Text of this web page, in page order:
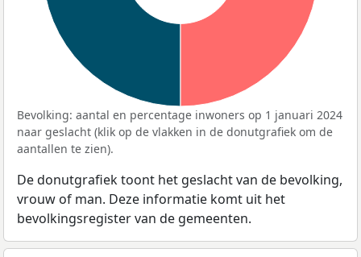
Bevolking: aantal en percentage inwoners op 1 januari 2024
naar geslacht (klik op de vlakken in de donutgrafiek om de
aantallen te zien).
De donutgrafiek toont het geslacht van de bevolking,
vrouw of man. Deze informatie komt uit het
bevolkingsregister van de gemeenten.